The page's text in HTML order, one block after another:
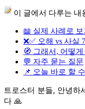
이 글에서 다루는 내
📖 실제 사례로 보
❌✅ 오해 vs 사실
🧭 그래서, 어떻
💬 자주 묻는 질문
📌 오늘 바로 할
트로스터 분들, 안녕하
다 🙏